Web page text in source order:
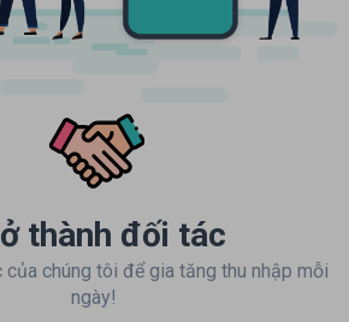
của chúng tôi để gia tăng thu nhập mỗi
ngày!
thành đối tác